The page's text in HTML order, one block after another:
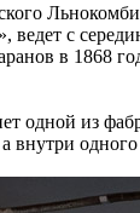
ведет с
в 1868
одной из